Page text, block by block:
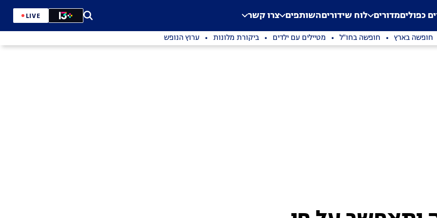
Application error: a
. כפוליםמדורים לוח שידוריםהשותפים צרו קשר LIVE
חופשה בארץ חופשה בחו"ל מטיילים עם ילדים ביקורת מלונות ערוץ הנופש